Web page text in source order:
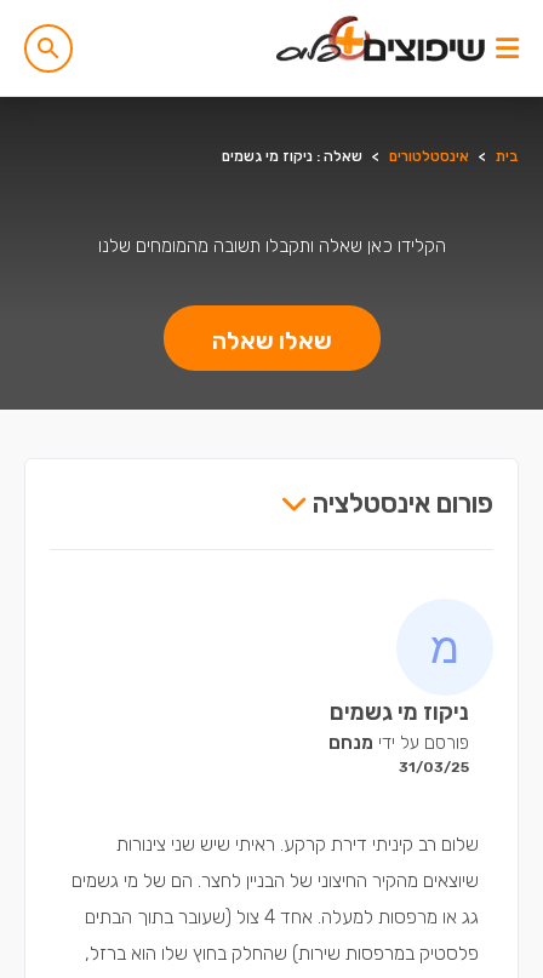
בית > אינסטלטורים > שאלה : ניקוז מי גשמים
הקלידו כאן שאלה ותקבלו תשובה מהמומחים שלנו
שאלו שאלה
פורום אינסטלציה
ניקוז מי גשמים
פורסם על ידי מנחם
31/03/25
שלום רב קיניתי דירת קרקע. ראיתי שיש שני צינורות
שיוצאים מהקיר החיצוני של הבניין לחצר. הם של מי גשמים
גג או מרפסות למעלה. אחד 4 צול (שעובר בתוך הבתים
פלסטיק במרפסות שירות) שהחלק בחוץ שלו הוא ברזל,